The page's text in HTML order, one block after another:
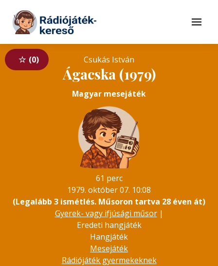
Tovább a tartalomhoz
Menü
0 Csukás István
Ágacska (1979)
Magyar mesejáték
61 perc
1979. október 07. 10:08
(Legalább 3 ismétlés. Műsoron tartva 28 éven át)
Gyerek- vagy ifjúsági műsor|
Eredeti hangjáték
Hangjáték
Mesejáték
Rádiójáték gyermekeknek